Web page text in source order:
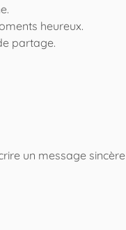
heureux.
partage.
un message